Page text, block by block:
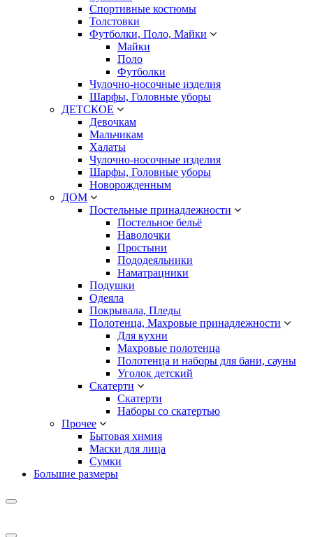
Спортивные костюмы
Толстовки
Футболки, Поло, Майки
Майки
Поло
Футболки
Чулочно-носочные изделия
Шарфы, Головные уборы
ДЕТСКОЕ
Девочкам
Мальчикам
Халаты
Чулочно-носочные изделия
Шарфы, Головные уборы
Новорожденным
ДОМ
Постельные принадлежности
Постельное бельё
Наволочки
Простыни
Пододеяльники
Наматрацники
Подушки
Одеяла
Покрывала, Пледы
Полотенца, Махровые принадлежности
Для кухни
Махровые полотенца
Полотенца и наборы для бани, сауны
Уголок детский
Скатерти
Скатерти
Наборы со скатертью
Прочее
Бытовая химия
Маски для лица
Сумки
Большие размеры